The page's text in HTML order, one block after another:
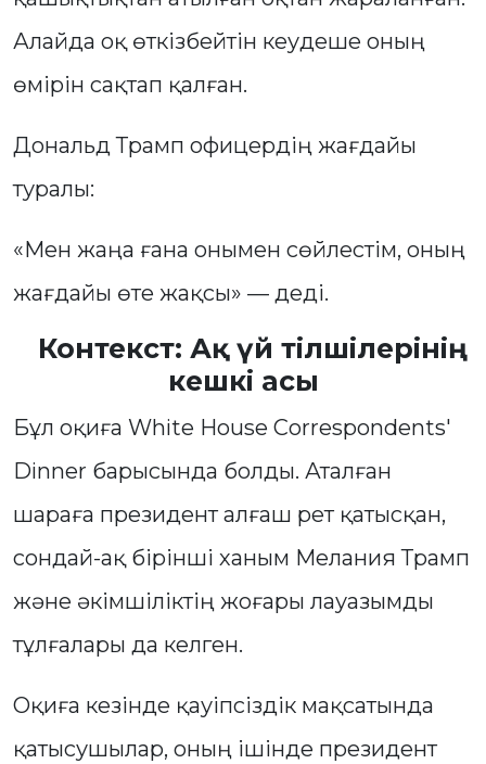
Алайда оқ өткізбейтін кеудеше оның
өмірін сақтап қалған.
Дональд Трамп офицердің жағдайы
туралы:
«Мен жаңа ғана онымен сөйлестім, оның
жағдайы өте жақсы» — деді.
Контекст: Ақ үй тілшілерінің
кешкі асы
Бұл оқиға White House Correspondents'
Dinner барысында болды. Аталған
шараға президент алғаш рет қатысқан,
сондай-ақ бірінші ханым Мелания Трамп
және әкімшіліктің жоғары лауазымды
тұлғалары да келген.
Оқиға кезінде қауіпсіздік мақсатында
қатысушылар, оның ішінде президент